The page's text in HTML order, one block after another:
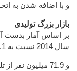
و با اضافه شدن به
بازار بزرگ تولیدی
سال 2014 نسبت به 0.1 میلیون نفر در سال 2002